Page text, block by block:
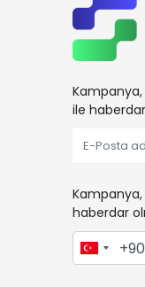
ile
haberdar